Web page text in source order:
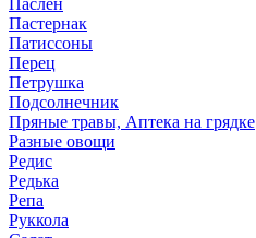
Пастернак
Патиссоны
Перец
Петрушка
Подсолнечник
Пряные травы, Аптека на грядке
Разные овощи
Редис
Редька
Репа
Руккола